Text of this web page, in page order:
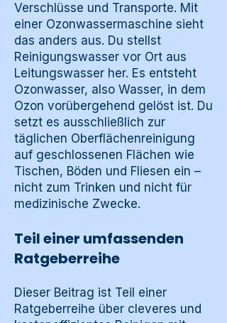
Verschlüsse und Transporte. Mit
einer Ozonwassermaschine sieht
das anders aus. Du stellst
Reinigungswasser vor Ort aus
Leitungswasser her. Es entsteht
Ozonwasser, also Wasser, in dem
Ozon vorübergehend gelöst ist. Du
setzt es ausschließlich zur
täglichen Oberflächenreinigung
auf geschlossenen Flächen wie
Tischen, Böden und Fliesen ein –
nicht zum Trinken und nicht für
medizinische Zwecke.
Teil einer umfassenden
Ratgeberreihe
Dieser Beitrag ist Teil einer
Ratgeberreihe über cleveres und